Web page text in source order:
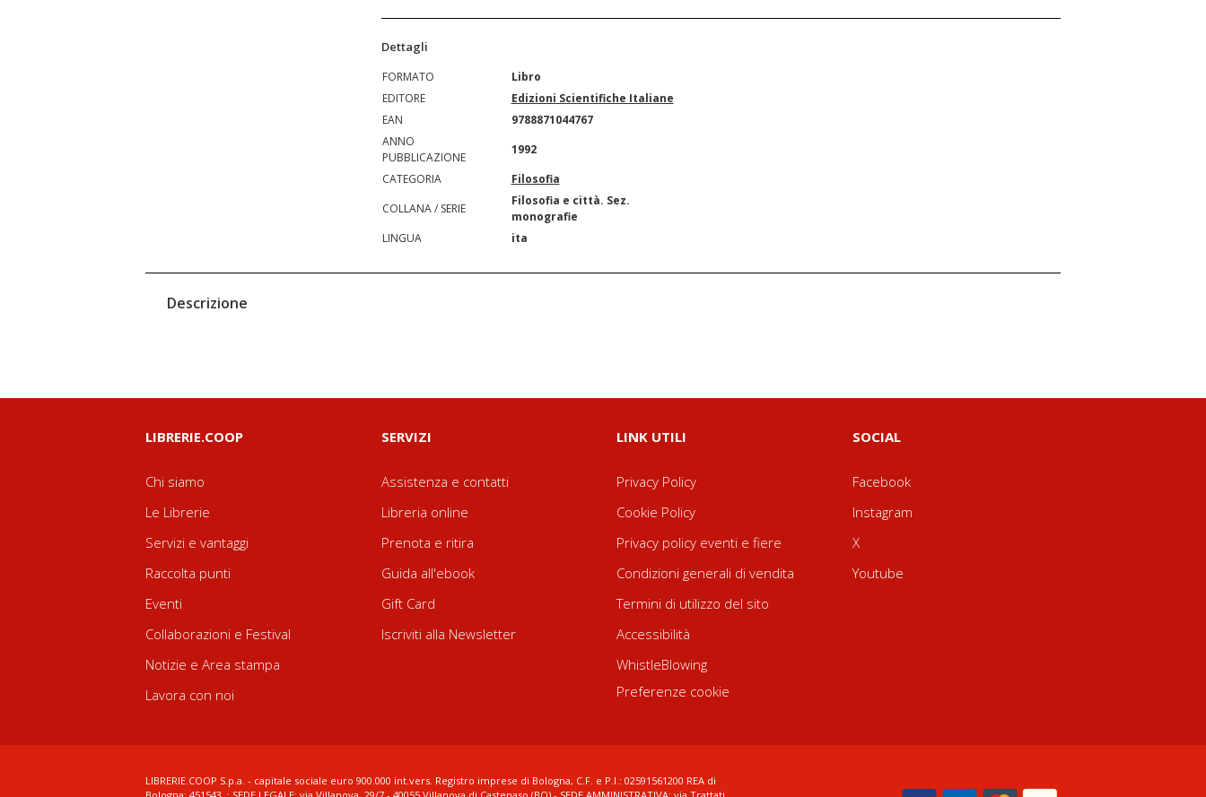
Dettagli
FORMATO
Libro
EDITORE
Edizioni Scientifiche Italiane
EAN
9788871044767
ANNO
PUBBLICAZIONE
1992
CATEGORIA
Filosofia
COLLANA / SERIE
Filosofia e città. Sez.
monografie
LINGUA
ita
Descrizione
LIBRERIE.COOP
Chi siamo
Le Librerie
Servizi e vantaggi
Raccolta punti
Eventi
Collaborazioni e Festival
Notizie e Area stampa
Lavora con noi
SERVIZI
Assistenza e contatti
Libreria online
Prenota e ritira
Guida all'ebook
Gift Card
Iscriviti alla Newsletter
LINK UTILI
Privacy Policy
Cookie Policy
Privacy policy eventi e fiere
Condizioni generali di vendita
Termini di utilizzo del sito
Accessibilità
WhistleBlowing
Preferenze cookie
SOCIAL
Facebook
Instagram
X
Youtube
LIBRERIE.COOP S.p.a. - capitale sociale euro 900.000 int.vers. Registro imprese di Bologna, C.F. e P.I.: 02591561200 REA di